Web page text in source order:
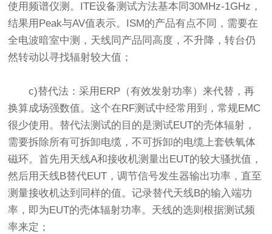
使用频谱仪测。ITE设备测试方法基本同30MHz-1GHz，
结果用Peak与AV值表示。ISM的产品有点不同，需要在
全电波暗室中测，天线同产品同高度，不升降，转台仍
然转动以寻找辐射较大值；
c)替代法：采用ERP（有效发射功率）来代替，再
换算成场强数值。这个在RF测试中经常用到，常规EMC
很少使用。替代法测试的目的是测试EUT的壳体辐射，
需要拆除所有可拆卸电缆，不可拆卸的电缆上套铁氧体
磁环。首先用天线A和接收机测量出EUT的较大骚扰值，
然后用天线B替代EUT，调节信号发生器输出功率，直至
测量接收机达到同样的值。记录替代天线B的输入端功
率，即为EUT的壳体辐射功率。天线的选则根据测试频
率来定；